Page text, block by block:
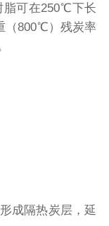
可在250℃下长
（800℃）残炭率
成隔热炭层，延